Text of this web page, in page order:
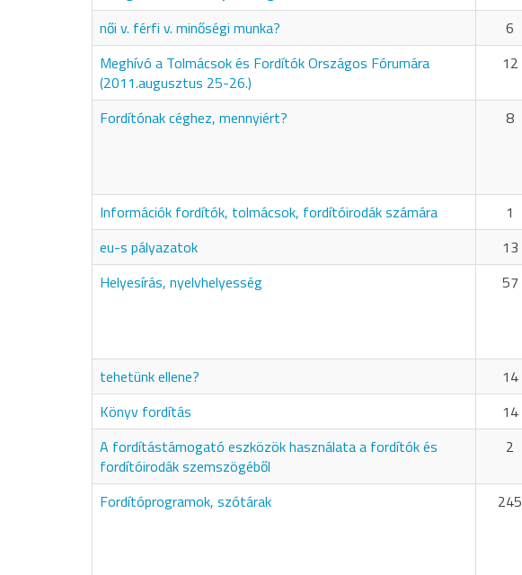
női v. férfi v. minőségi munka?
6
Meghívó a Tolmácsok és Fordítók Országos Fórumára
(2011.augusztus 25-26.)
12
Fordítónak céghez, mennyiért? 8
Információk fordítók, tolmácsok, fordítóirodák számára
1
eu-s pályazatok
13
Helyesírás, nyelvhelyesség
57
tehetünk ellene?
14
Könyv fordítás
14
A fordítástámogató eszközök használata a fordítók és
fordítóirodák szemszögéből
2
Fordítóprogramok, szótárak
245